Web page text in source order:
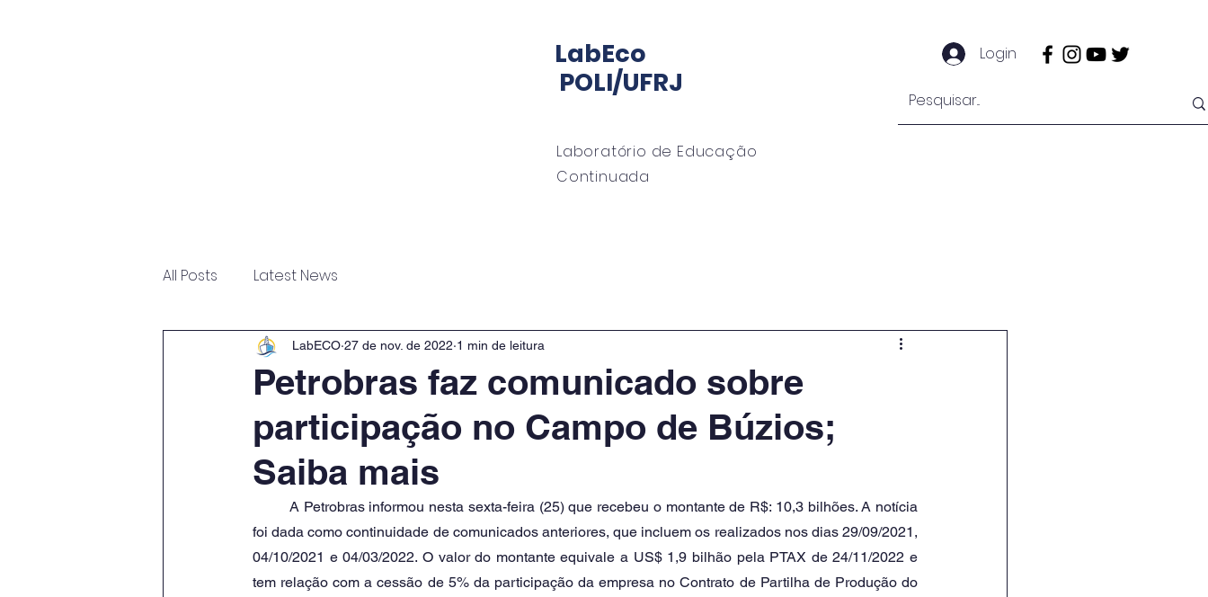
LabEco
POLI/UFRJ
Laboratório de Educação
Continuada
Login
All Posts Latest News
Petrobras faz comunicado sobre
participação no Campo de Búzios;
Saiba mais
LabECO 27 de nov. de 2022 1 min de leitura
foi dada como continuidade de comunicados anteriores, que incluem os realizados nos dias 29/09/2021,
04/10/2021 e 04/03/2022. O valor do montante equivale a US$ 1,9 bilhão pela PTAX de 24/11/2022 e
tem relação com a cessão de 5% da participação da empresa no Contrato de Partilha de Produção do